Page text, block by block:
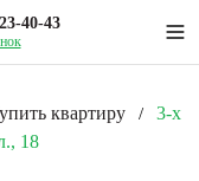
40-43
квартиру /
3-x
18